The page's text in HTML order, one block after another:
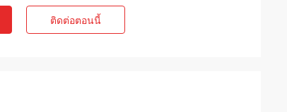
ติดต่อตอนนี้